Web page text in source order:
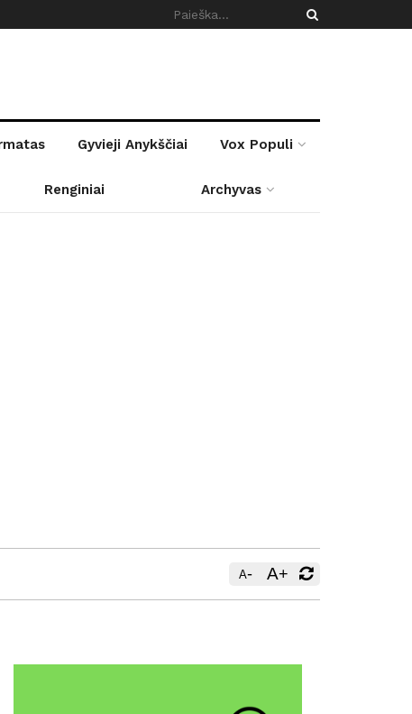
Gyvieji Anykščiai Vox Populi
Renginiai Archyvas
A- A+